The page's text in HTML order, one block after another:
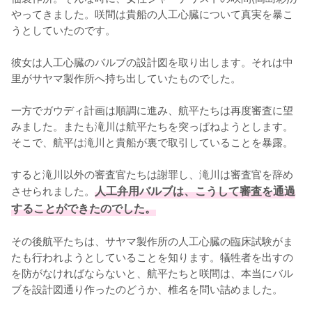
やってきました。咲間は貴船の人工心臓について真実を暴こ
うとしていたのです。
彼女は人工心臓のバルブの設計図を取り出します。それは中
里がサヤマ製作所へ持ち出していたものでした。
一方でガウディ計画は順調に進み、航平たちは再度審査に望
みました。またも滝川は航平たちを突っぱねようとします。
そこで、航平は滝川と貴船が裏で取引していることを暴露。
すると滝川以外の審査官たちは謝罪し、滝川は審査官を辞め
させられました。 人工弁用バルブは、こうして審査を通過
することができたのでした。
その後航平たちは、サヤマ製作所の人工心臓の臨床試験がま
たも行われようとしていることを知ります。犠牲者を出すの
を防がなければならないと、航平たちと咲間は、本当にバル
ブを設計図通り作ったのどうか、椎名を問い詰めました。